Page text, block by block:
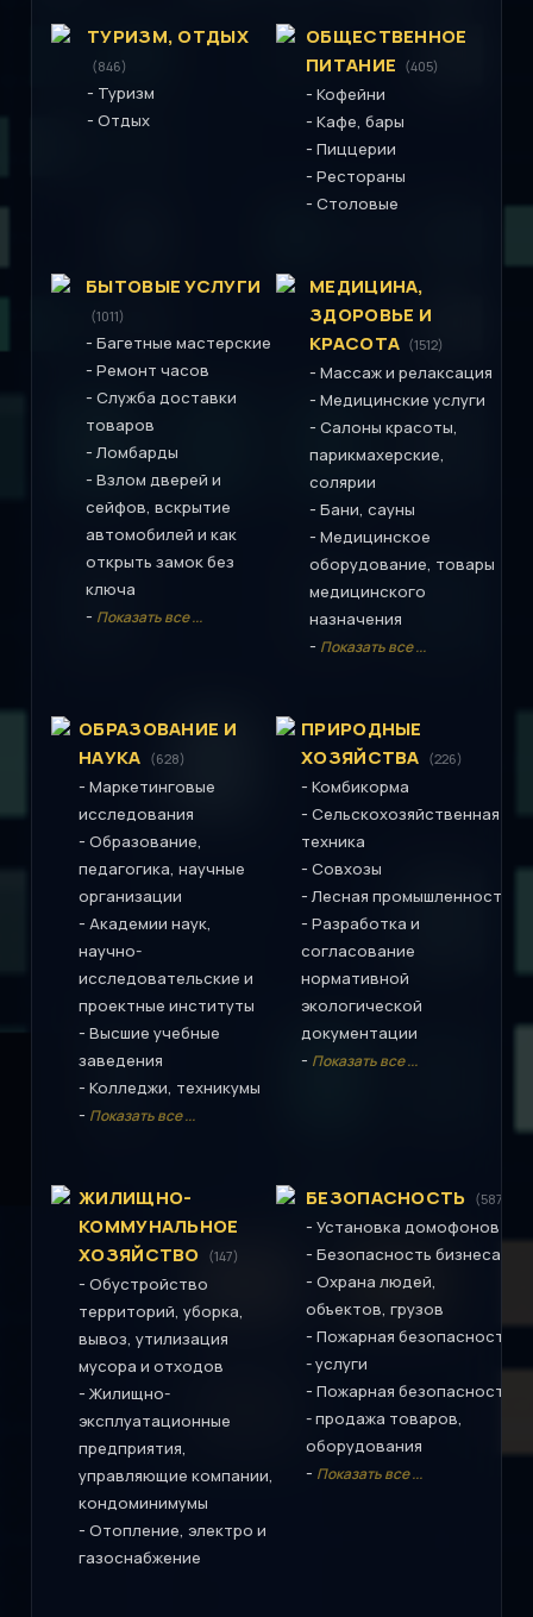
ТУРИЗМ, ОТДЫХ
(846)
- Туризм
- Отдых
ОБЩЕСТВЕННОЕ
ПИТАНИЕ (405)
- Кофейни
- Кафе, бары
- Пиццерии
- Рестораны
- Столовые
БЫТОВЫЕ УСЛУГИ
(1011)
- Багетные мастерские
- Ремонт часов
- Служба доставки
товаров
- Ломбарды
- Взлом дверей и
сейфов, вскрытие
автомобилей и как
открыть замок без
ключа
- Показать все ...
МЕДИЦИНА,
ЗДОРОВЬЕ И
КРАСОТА (1512)
- Массаж и релаксация
- Медицинские услуги
- Салоны красоты,
парикмахерские,
солярии
- Бани, сауны
- Медицинское
оборудование, товары
медицинского
назначения
- Показать все ...
ОБРАЗОВАНИЕ И
НАУКА (628)
- Маркетинговые
исследования
- Образование,
педагогика, научные
организации
- Академии наук,
научно-
исследовательские и
проектные институты
- Высшие учебные
заведения
- Колледжи, техникумы
- Показать все ...
ПРИРОДНЫЕ
ХОЗЯЙСТВА (226)
- Комбикорма
- Сельскохозяйственная
техника
- Совхозы
- Лесная промышленность
- Разработка и
согласование
нормативной
экологической
документации
- Показать все ...
ЖИЛИЩНО-
КОММУНАЛЬНОЕ
ХОЗЯЙСТВО (147)
- Обустройство
территорий, уборка,
вывоз, утилизация
мусора и отходов
- Жилищно-
эксплуатационные
предприятия,
управляющие компании,
кондоминимумы
- Отопление, электро и
газоснабжение
БЕЗОПАСНОСТЬ (587)
- Установка домофонов
- Безопасность бизнеса
- Охрана людей,
объектов, грузов
- Пожарная безопасность
- услуги
- Пожарная безопасность
- продажа товаров,
оборудования
- Показать все ...